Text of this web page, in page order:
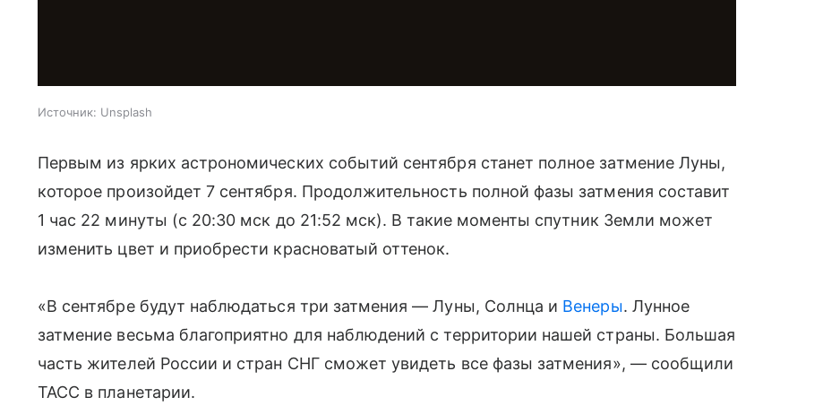
Источник: Unsplash
Первым из ярких астрономических событий сентября станет полное затмение Луны,
которое произойдет 7 сентября. Продолжительность полной фазы затмения составит
1 час 22 минуты (с 20:30 мск до 21:52 мск). В такие моменты спутник Земли может
изменить цвет и приобрести красноватый оттенок.
«В сентябре будут наблюдаться три затмения — Луны, Солнца и Венеры. Лунное
затмение весьма благоприятно для наблюдений с территории нашей страны. Большая
часть жителей России и стран СНГ сможет увидеть все фазы затмения», — сообщили
ТАСС в планетарии.